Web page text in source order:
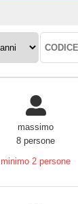
struttura:
massimo
8 persone
minimo 2 persone